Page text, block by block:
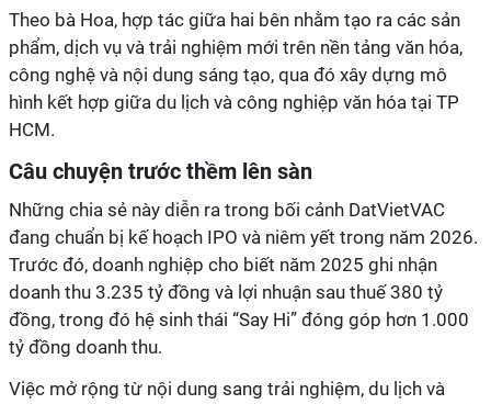
Theo bà Hoa, hợp tác giữa hai bên nhằm tạo ra các sản
phẩm, dịch vụ và trải nghiệm mới trên nền tảng văn hóa,
công nghệ và nội dung sáng tạo, qua đó xây dựng mô
hình kết hợp giữa du lịch và công nghiệp văn hóa tại TP
HCM.
Câu chuyện trước thềm lên sàn
Những chia sẻ này diễn ra trong bối cảnh DatVietVAC
đang chuẩn bị kế hoạch IPO và niêm yết trong năm 2026.
Trước đó, doanh nghiệp cho biết năm 2025 ghi nhận
doanh thu 3.235 tỷ đồng và lợi nhuận sau thuế 380 tỷ
đồng, trong đó hệ sinh thái “Say Hi” đóng góp hơn 1.000
tỷ đồng doanh thu.
Việc mở rộng từ nội dung sang trải nghiệm, du lịch và